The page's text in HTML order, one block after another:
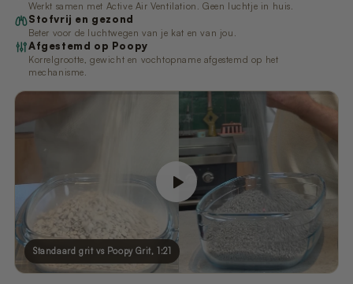
Standaard grit vs Poopy Grit, 1:21
Werkt samen met Active Air Ventilation. Geen luchtje in huis.
Stofvrij en gezond
Beter voor de luchtwegen van je kat en van jou.
Afgestemd op Poopy
Korrelgrootte, gewicht en vochtopname afgestemd op het
mechanisme.